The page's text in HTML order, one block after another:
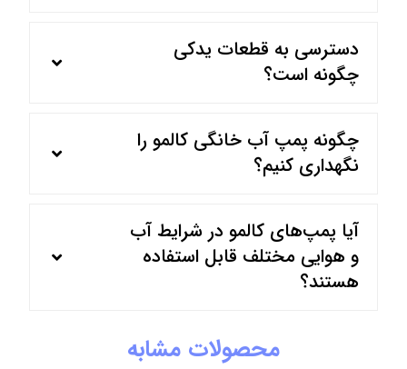
دسترسی به قطعات یدکی
چگونه است؟
چگونه پمپ آب خانگی کالمو را
نگهداری کنیم؟
آیا پمپ‌های کالمو در شرایط آب
و هوایی مختلف قابل استفاده
هستند؟
محصولات مشابه